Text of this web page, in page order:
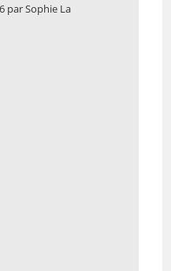
par Sophie La